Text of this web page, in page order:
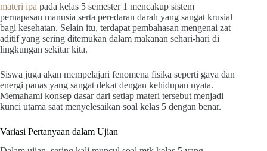
materi ipa pada kelas 5 semester 1 mencakup sistem
pernapasan manusia serta peredaran darah yang sangat krusial
bagi kesehatan. Selain itu, terdapat pembahasan mengenai zat
aditif yang sering ditemukan dalam makanan sehari-hari di
lingkungan sekitar kita.
Siswa juga akan mempelajari fenomena fisika seperti gaya dan
energi panas yang sangat dekat dengan kehidupan nyata.
Memahami konsep dasar dari setiap materi tersebut menjadi
kunci utama saat menyelesaikan soal kelas 5 dengan benar.
Variasi Pertanyaan dalam Ujian